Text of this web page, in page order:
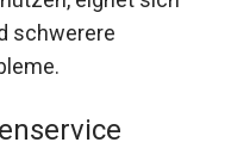
schwerere